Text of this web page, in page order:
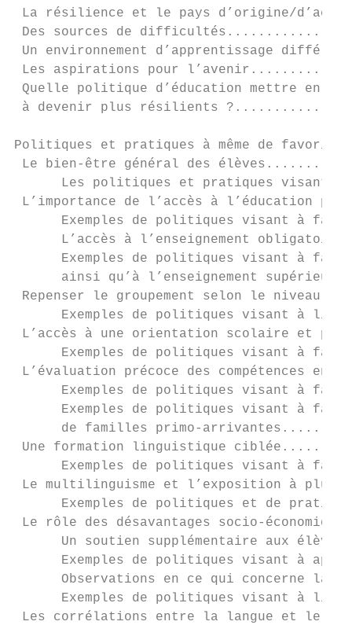
La résilience et le pays
Des sources de
Un environnement
Les aspirations pour
Quelle politique d’éducation mettre en
à devenir plus résilients
Politiques et pratiques à même de
Le bien-être général des
Les politiques et pratiques visant
L’importance de l’accès à
Exemples de politiques visant à
L’accès à l’enseignement
Exemples de politiques visant à
ainsi qu’à l’enseignement
Repenser le groupement selon le
Exemples de politiques visant à
L’accès à une orientation
Exemples de politiques visant à
L’évaluation précoce des
Exemples de politiques visant à
Exemples de politiques visant à
de familles primo-
Une formation linguistique
Exemples de politiques visant à
Le multilinguisme et
Exemples de politiques et de
Le rôle des désavantages
Un soutien supplémentaire aux
Exemples de politiques visant à
Observations en ce qui concerne la
Exemples de politiques visant à
Les corrélations entre la